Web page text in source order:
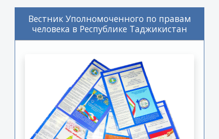
Вестник Уполномоченного по правам
человека в Республике Таджикистан